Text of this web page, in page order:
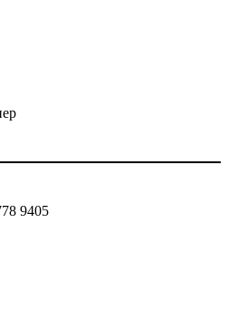
9405